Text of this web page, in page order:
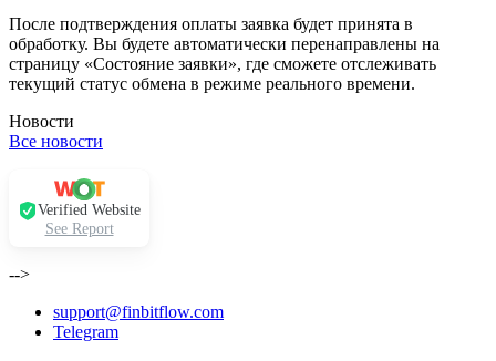
После подтверждения оплаты заявка будет принята в
обработку. Вы будете автоматически перенаправлены на
страницу «Состояние заявки», где сможете отслеживать
текущий статус обмена в режиме реального времени.
Новости
Все новости
Verified Website
See Report
-->
support@finbitflow.com
Telegram